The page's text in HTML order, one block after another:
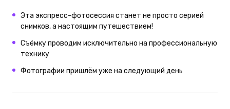
Эта экспресс-фотосессия станет не просто серией
снимков, а настоящим путешествием!
Съёмку проводим исключительно на профессиональную
технику
Фотографии пришлём уже на следующий день